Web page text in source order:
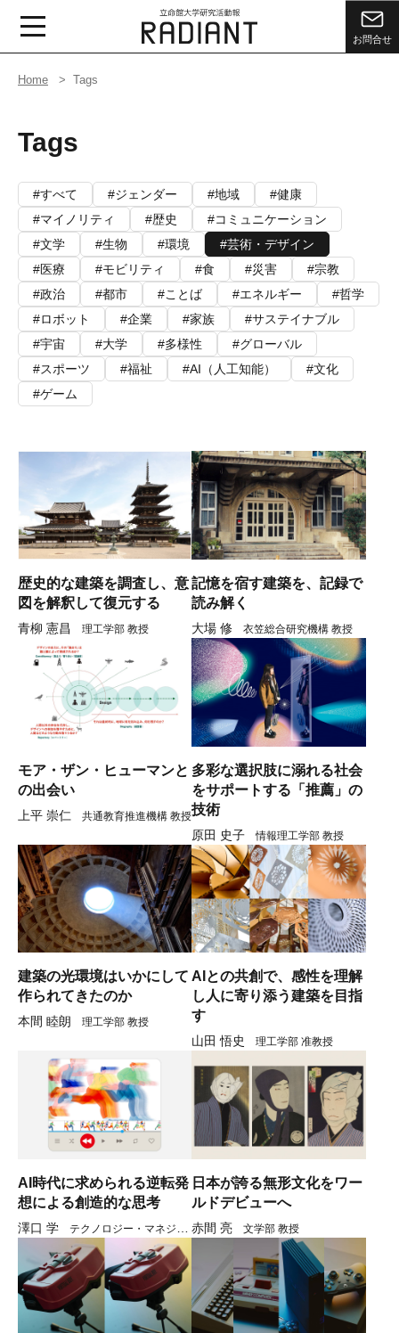
お問合せ
Home Tags
Tags
すべて ジェンダー 地域
健康
マイノリティ
歴史
コミュニケーション
文学
生物 環境
芸術・デザイン
医療
モビリティ 食 災害
宗教
政治
都市 ことば エネルギー
哲学
ロボット
企業 家族
サステイナブル
宇宙
大学 多様性
グローバル
スポーツ
福祉 AI（人工知能）
文化
ゲーム
歴史的な建築を調査し、意
図を解釈して復元する
青柳 憲昌 理工学部 教授
記憶を宿す建築を、記録で
読み解く
大場 修 衣笠総合研究機構 教授
モア・ザン・ヒューマンと
の出会い
上平 崇仁 共通教育推進機構 教授
多彩な選択肢に溺れる社会
をサポートする「推薦」の
技術
原田 史子 情報理工学部 教授
建築の光環境はいかにして
作られてきたのか
本間 睦朗 理工学部 教授
AIとの共創で、感性を理解
し人に寄り添う建築を目指
す
山田 悟史 理工学部 准教授
AI時代に求められる逆転発
想による創造的な思考
澤口 学
テクノロジー・マネジメ
ント研究科 教授
日本が誇る無形文化をワー
ルドデビューへ
赤間 亮 文学部 教授